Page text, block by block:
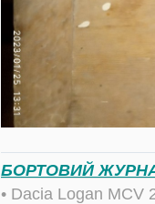
БОРТОВИЙ
• Dacia Logan